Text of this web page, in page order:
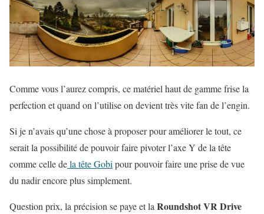
Comme vous l’aurez compris, ce matériel haut de gamme frise la
perfection et quand on l’utilise on devient très vite fan de l’engin.
Si je n’avais qu’une chose à proposer pour améliorer le tout, ce
serait la possibilité de pouvoir faire pivoter l’axe Y de la tête
comme celle dela tête Gobipour pouvoir faire une prise de vue
du nadir encore plus simplement.
Question prix, la précision se paye et laRoundshot VR Drive